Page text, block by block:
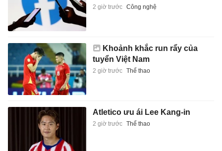
2 giờ trước Công nghệ
Khoảnh khắc run rẩy của
tuyển Việt Nam
2 giờ trước Thể thao
Atletico ưu ái Lee Kang-in
2 giờ trước Thể thao